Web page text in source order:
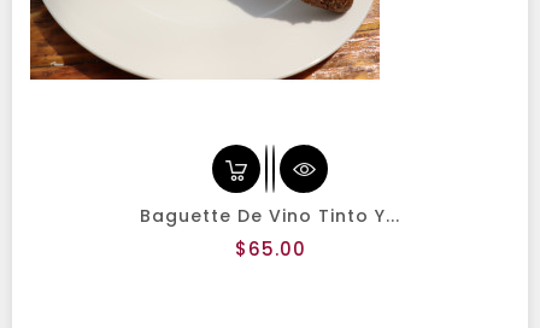
Baguette De Vino Tinto Y...
$65.00